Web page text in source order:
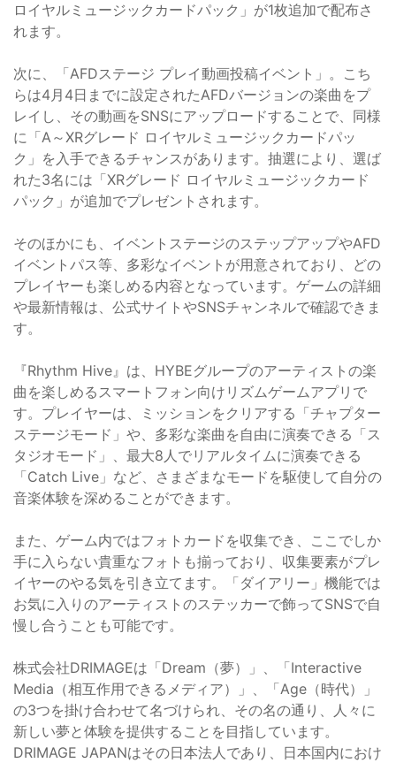
ロイヤルミュージックカードパック」が1枚追加で配布さ
れます。
次に、「AFDステージ プレイ動画投稿イベント」。こち
らは4月4日までに設定されたAFDバージョンの楽曲をプ
レイし、その動画をSNSにアップロードすることで、同様
に「A～XRグレード ロイヤルミュージックカードパッ
ク」を入手できるチャンスがあります。抽選により、選ば
れた3名には「XRグレード ロイヤルミュージックカード
パック」が追加でプレゼントされます。
そのほかにも、イベントステージのステップアップやAFD
イベントパス等、多彩なイベントが用意されており、どの
プレイヤーも楽しめる内容となっています。ゲームの詳細
や最新情報は、公式サイトやSNSチャンネルで確認できま
す。
『Rhythm Hive』は、HYBEグループのアーティストの楽
曲を楽しめるスマートフォン向けリズムゲームアプリで
す。プレイヤーは、ミッションをクリアする「チャプター
ステージモード」や、多彩な楽曲を自由に演奏できる「ス
タジオモード」、最大8人でリアルタイムに演奏できる
「Catch Live」など、さまざまなモードを駆使して自分の
音楽体験を深めることができます。
また、ゲーム内ではフォトカードを収集でき、ここでしか
手に入らない貴重なフォトも揃っており、収集要素がプレ
イヤーのやる気を引き立てます。「ダイアリー」機能では
お気に入りのアーティストのステッカーで飾ってSNSで自
慢し合うことも可能です。
株式会社DRIMAGEは「Dream（夢）」、「Interactive
Media（相互作用できるメディア）」、「Age（時代）」
の3つを掛け合わせて名づけられ、その名の通り、人々に
新しい夢と体験を提供することを目指しています。
DRIMAGE JAPANはその日本法人であり、日本国内におけ